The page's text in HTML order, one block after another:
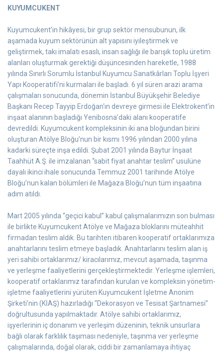
KUYUMCUKENT
Kuyumcukent’in hikâyesi, bir grup sektör mensubunun, ilk
aşamada kuyum sektörünün alt yapısını iyileştirmek ve
geliştirmek, takı imalatı esaslı, insan sağlığı ile barışık toplu üretim
alanları oluşturmak gerektiği düşüncesinden hareketle, 1988
yılında Sınırlı Sorumlu İstanbul Kuyumcu Sanatkârları Toplu İşyeri
Yapı Kooperatifi’ni kurmaları ile başladı. 6 yıl süren arazi arama
çalışmaları sonucunda, dönemin İstanbul Büyükşehir Belediye
Başkanı Recep Tayyip Erdoğan‘ın devreye girmesi ile Elektrokent’in
inşaat alanının başladığı Yenibosna’daki alanı kooperatife
devredildi. Kuyumcukent kompleksinin iki ana bloğundan birini
oluşturan Atölye Bloğu’nun bir kısmı 1996 yılından 2000 yılına
kadarki süreçte inşa edildi. Şubat 2001 yılında Baytur İnşaat
Taahhüt A.Ş. ile imzalanan “sabit fiyat anahtar teslim” usulüne
dayalı ikinci ihale sonucunda Temmuz 2001 tarihinde Atölye
Bloğu’nun kalan bölümleri ile Mağaza Bloğu’nun tüm inşaatına
adım atıldı.
Mart 2005 yılında “geçici kabul” kabul çalışmalarımızın son bulması
ile birlikte Kuyumcukent Atölye ve Mağaza bloklarını müteahhit
firmadan teslim aldık. Bu tarihten itibaren kooperatif ortaklarımıza
anahtarlarını teslim etmeye başladık. Anahtarlarını teslim alan iş
yeri sahibi ortaklarımız/ kiracılarımız, mevcut aşamada, taşınma
ve yerleşme faaliyetlerini gerçekleştirmektedir. Yerleşme işlemleri,
kooperatif ortaklarımız tarafından kurulan ve kompleksin yönetim-
işletme faaliyetlerini yürüten Kuyumcukent İşletme Anonim
Şirketi’nin (KİAŞ) hazırladığı “Dekorasyon ve Tesisat Şartnamesi”
doğrultusunda yapılmaktadır. Atölye sahibi ortaklarımız,
işyerlerinin iç donanım ve yerleşim düzeninin, teknik unsurlara
bağlı olarak farklılık taşıması nedeniyle, taşınma ver yerleşme
çalışmalarında, doğal olarak, ciddi bir zamanlamaya ihtiyaç